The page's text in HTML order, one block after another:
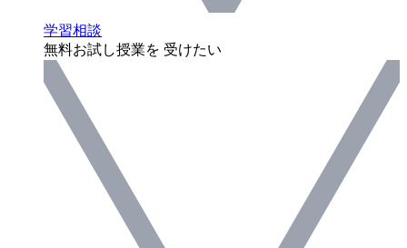
学習相談
無料お試し授業を 受けたい